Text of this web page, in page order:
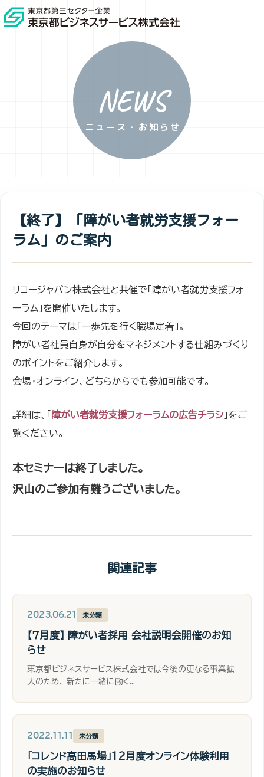
NEWS
ニュース・お知らせ
【終了】「障がい者就労支援フォー
ラム」のご案内
リコージャパン株式会社と共催で「障がい者就労支援フォ
ーラム」を開催いたします。
今回のテーマは「一歩先を行く職場定着」。
障がい者社員自身が自分をマネジメントする仕組みづくり
のポイントをご紹介します。
会場・オンライン、どちらからでも参加可能です。
詳細は、「 障がい者就労支援フォーラムの広告チラシ」をご
覧ください。
本セミナーは終了しました。
沢山のご参加有難うございました。
関連記事
2023.06.21 未分類
【７月度】 障がい者採用 会社説明会開催のお知
らせ
東京都ビジネスサービス株式会社では今後の更なる事業拡
大のため、 新たに一緒に働く...
2022.11.11 未分類
「コレンド高田馬場」12月度オンライン体験利用
の実施のお知らせ